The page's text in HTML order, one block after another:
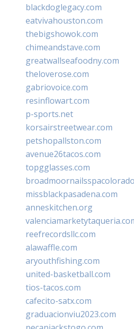
blackdoglegacy.com
eatvivahouston.com
thebigshowok.com
chimeandstave.com
greatwallseafoodny.com
theloverose.com
gabriovoice.com
resinflowart.com
p-sports.net
korsairstreetwear.com
petshopallston.com
avenue26tacos.com
topgglasses.com
missblackpasadena.com
anneskitchen.org
reefrecordsllc.com
alawaffle.com
aryouthfishing.com
united-basketball.com
tios-tacos.com
cafecito-satx.com
graduacionviu2023.com